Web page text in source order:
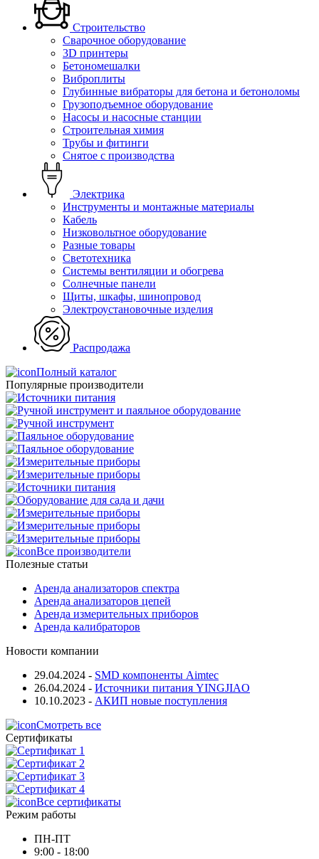
Строительство
Сварочное оборудование
3D принтеры
Бетономешалки
Виброплиты
Глубинные вибраторы для бетона и бетоноломы
Грузоподъемное оборудование
Насосы и насосные станции
Строительная химия
Трубы и фитинги
Снятое с производства
Электрика
Инструменты и монтажные материалы
Кабель
Низковольтное оборудование
Разные товары
Светотехника
Системы вентиляции и обогрева
Солнечные панели
Щиты, шкафы, шинопровод
Электроустановочные изделия
Распродажа
Полный каталог
Популярные производители
Все производители
Полезные статьи
Аренда анализаторов спектра
Аренда анализаторов цепей
Аренда измерительных приборов
Аренда калибраторов
Новости компании
29.04.2024 - SMD компоненты Aimtec
26.04.2024 - Источники питания YINGJIAO
10.10.2023 - АКИП новые поступления
Смотреть все
Сертификаты
Все сертификаты
Режим работы
ПН-ПТ
9:00 - 18:00